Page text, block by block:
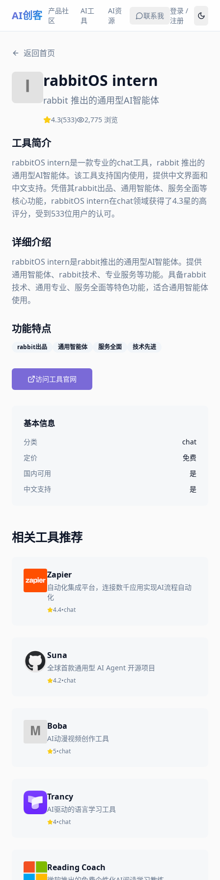
AI创客
产品社
区
AI工
具
AI资
源
联系我
登录 /
注册
返回首页
rabbitOS intern
rabbit 推出的通用型AI智能体
4.3(533) 2,775 浏览
工具简介
rabbitOS intern是一款专业的chat工具，rabbit 推出的
通用型AI智能体。该工具支持国内使用，提供中文界面和
中文支持。凭借其rabbit出品、通用智能体、服务全面等
核心功能，rabbitOS intern在chat领域获得了4.3星的高
评分，受到533位用户的认可。
详细介绍
rabbitOS intern是rabbit推出的通用型AI智能体。提供
通用智能体、rabbit技术、专业服务等功能。具备rabbit
技术、通用专业、服务全面等特色功能，适合通用智能体
使用。
功能特点
rabbit出品 通用智能体 服务全面 技术先进
访问工具官网
基本信息
分类
chat
定价
免费
国内可用
是
中文支持
是
相关工具推荐
Zapier
自动化集成平台，连接数千应用实现AI流程自动
化
4.4•chat
Suna
全球首款通用型 AI Agent 开源项目
4.2•chat
Boba
AI动漫视频创作工具
5•chat
Trancy
AI驱动的语言学习工具
4•chat
Reading Coach